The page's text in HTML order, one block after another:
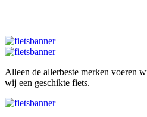
Alleen de allerbeste merken voeren
wij een geschikte fiets.